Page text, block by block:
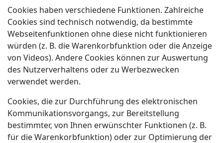
Cookies haben verschiedene Funktionen. Zahlreiche
Cookies sind technisch notwendig, da bestimmte
Webseitenfunktionen ohne diese nicht funktionieren
würden (z. B. die Warenkorbfunktion oder die Anzeige
von Videos). Andere Cookies können zur Auswertung
des Nutzerverhaltens oder zu Werbezwecken
verwendet werden.
Cookies, die zur Durchführung des elektronischen
Kommunikationsvorgangs, zur Bereitstellung
bestimmter, von Ihnen erwünschter Funktionen (z. B.
für die Warenkorbfunktion) oder zur Optimierung der